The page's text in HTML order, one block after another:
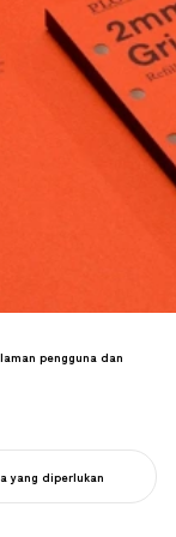
mencapai 70% dari target
pengguna dan
yang diperlukan